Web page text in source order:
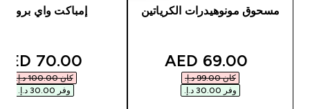
مسحوق مونوهيدرات الكرياتين
discounted price
69.00 AED‎
كان ‏99.00 د.إ.‏‎
وفر ‏30.00 د.إ.‏‎
إمباكت واي بروتين
price
70.00 AED‎
كان ‏100.00 د.إ.‏‎
وفر ‏30.00 د.إ.‏‎